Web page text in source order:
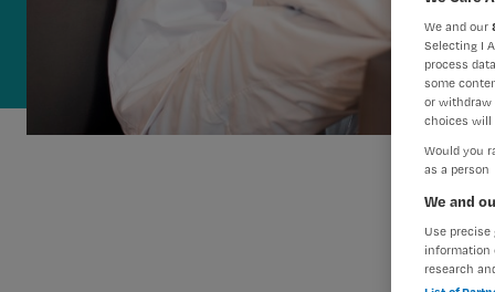
We and our
Selecting I
process
some
or withdraw
choices will
Would you
as a person
We and
Use
information
research